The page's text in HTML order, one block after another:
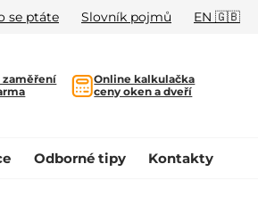
se ptáte Slovník pojmů EN 🇬🇧
zaměření
Online kalkulačka
ceny oken a dveří
Odborné tipy Kontakty